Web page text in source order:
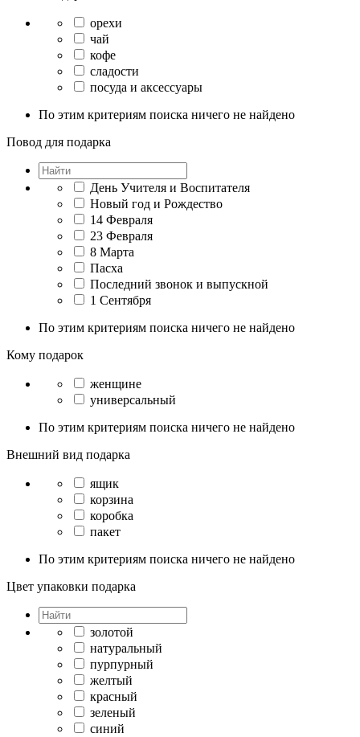
орехи
чай
кофе
сладости
посуда и аксессуары
По этим критериям поиска ничего не найдено
Повод для подарка
День Учителя и Воспитателя
Новый год и Рождество
14 Февраля
23 Февраля
8 Марта
Пасха
Последний звонок и выпускной
1 Сентября
По этим критериям поиска ничего не найдено
Кому подарок
женщине
универсальный
По этим критериям поиска ничего не найдено
Внешний вид подарка
ящик
корзина
коробка
пакет
По этим критериям поиска ничего не найдено
Цвет упаковки подарка
золотой
натуральный
пурпурный
желтый
красный
зеленый
синий